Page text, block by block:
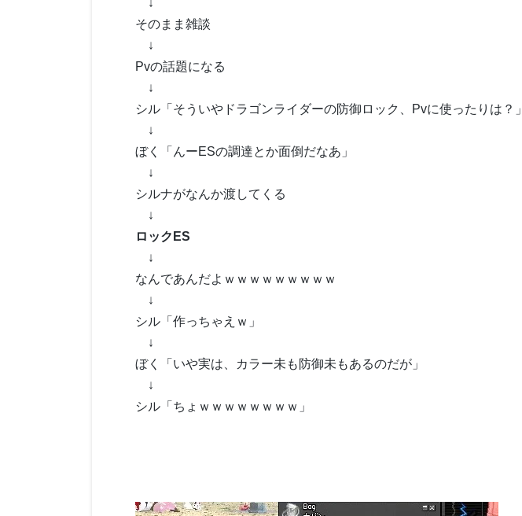
↓
そのまま雑談
↓
Pvの話題になる
↓
シル「そういやドラゴンライダーの防御ロック、Pvに使ったりは？」
↓
ぼく「んーESの調達とか面倒だなあ」
↓
シルナがなんか渡してくる
↓
ロックES
↓
なんであんだよｗｗｗｗｗｗｗｗｗ
↓
シル「作っちゃえｗ」
↓
ぼく「いや実は、カラー未も防御未もあるのだが」
↓
シル「ちょｗｗｗｗｗｗｗｗ」